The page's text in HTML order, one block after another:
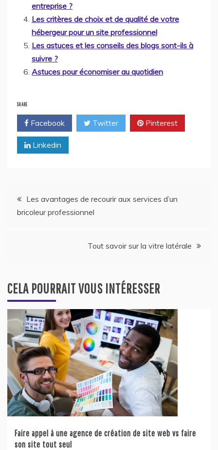
entreprise ?
Les critères de choix et de qualité de votre
hébergeur pour un site professionnel
Les astuces et les conseils des blogs sont-ils à
suivre ?
Astuces pour économiser au quotidien
SHARE
Facebook Twitter Pinterest
Linkedin
Navigation
Les avantages de recourir aux services d’un
bricoleur professionnel
Tout savoir sur la vitre latérale
CELA POURRAIT VOUS INTÉRESSER
Faire appel à une agence de création de site web vs faire
son site tout seul